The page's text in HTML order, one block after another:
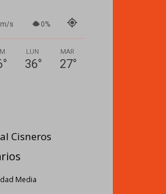
s 0%
°
LUN
36°
MAR
27°
Cisneros
Media